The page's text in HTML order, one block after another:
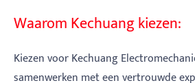
Waarom Kechuang kiezen:
Kiezen voor Kechuang
samenwerken met een vertrouwde